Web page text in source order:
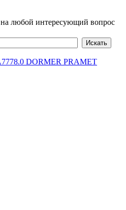
любой интересующий вопрос